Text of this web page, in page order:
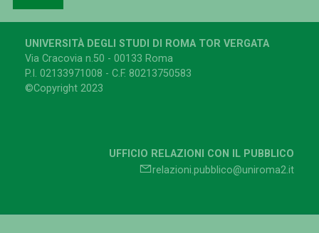
UNIVERSITÀ DEGLI STUDI DI ROMA TOR VERGATA
Via Cracovia n.50 - 00133 Roma
P.I. 02133971008 - C.F. 80213750583
©Copyright 2023
UFFICIO RELAZIONI CON IL PUBBLICO
relazioni.pubblico@uniroma2.it